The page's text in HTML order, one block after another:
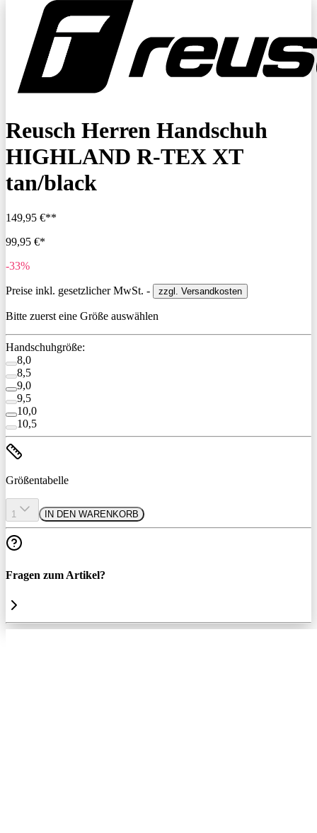
Reusch Herren Handschuh
HIGHLAND R-TEX XT
tan/black
149,95 €**
99,95 €*
-33%
Preise inkl. gesetzlicher MwSt. - zzgl. Versandkosten
Bitte zuerst eine Größe auswählen
Handschuhgröße:
8,0
8,5
9,0
9,5
10,0
10,5
Größentabelle
1 IN DEN WARENKORB
Fragen zum Artikel?